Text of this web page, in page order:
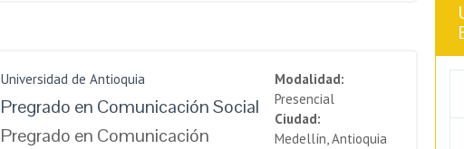
Universidad de Antioquia
Pregrado en Comunicación Social
Pregrado en Comunicación
Modalidad:
Presencial
Ciudad:
Medellín, Antioquia